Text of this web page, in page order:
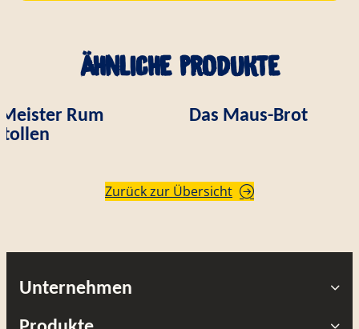
Ähnliche Produkte
Rum
Das Maus-Brot
Zurück zur Übersicht
Unternehmen